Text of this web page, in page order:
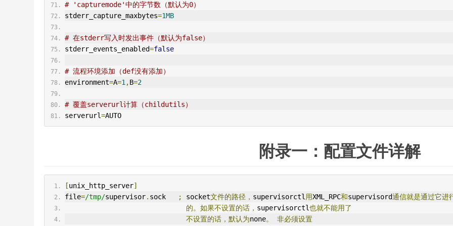
# 'capturemode'中的字节数（默认为0）
stderr_capture_maxbytes=1MB
# 在stderr写入时发出事件（默认为false）
stderr_events_enabled=false
# 流程环境添加（def没有添加）
environment=A=1 ,B=2
# 覆盖serverurl计算（childutils）
serverurl=AUTO
附录一：配置文件详解
[unix_http_server]
file=/tmp/supervisor. sock ; socket文件的路径， supervisorctl 用XML_RPC和supervisord通信就是通过它进
的。如果不设置的话， supervisorctl也就不能用了
不设置的话，默认为none。
非必须设置